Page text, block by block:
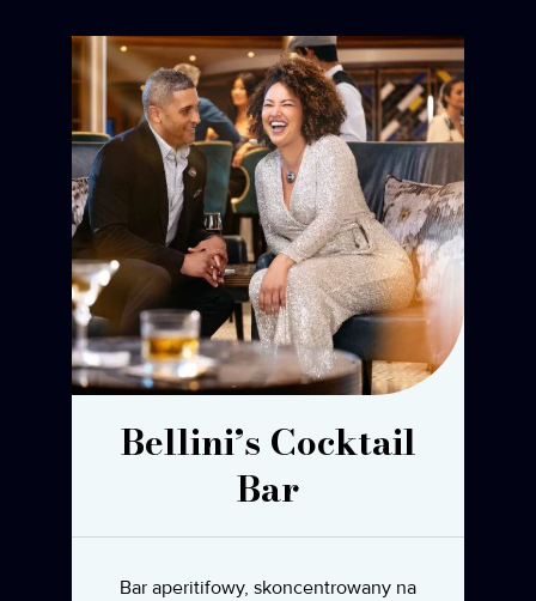
Bellini’s Cocktail
Bar
Bar aperitifowy, skoncentrowany na